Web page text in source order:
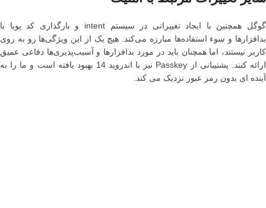
گوگل همچنین با ایجاد تغییراتی در سیستم intent و بارگذاری کد پویا با
بدافزارها و سوء استفاده‌ها مبارزه می‌کند. هیچ یک از این ویژگی‌ها رو به روی
کاربر نیستند، اما همچنان باید در مورد بدافزارها و آسیب‌پذیری‌ها دفاعی عمیق
ارائه کنند. پشتیبانی از Passkey نیز با اندروید 14 بهبود یافته است و ما را به
آینده ای بدون رمز عبور نزدیک می کند.